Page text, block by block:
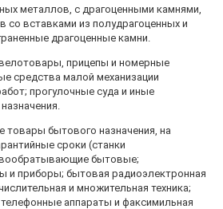
металлов, с драгоценными камнями,
со вставками из полудрагоценных и
драгоценные камни.
прицепы и номерные
средства малой механизации
прогулочные суда и иные
товары бытового назначения, на
сроки (станки
бытовые;
и приборы; бытовая радиоэлектронная
и множительная техника;
аппараты и факсимильная